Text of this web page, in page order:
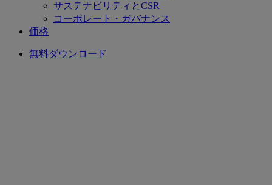
サステナビリティとCSR
コーポレート・ガバナンス
価格
無料ダウンロード